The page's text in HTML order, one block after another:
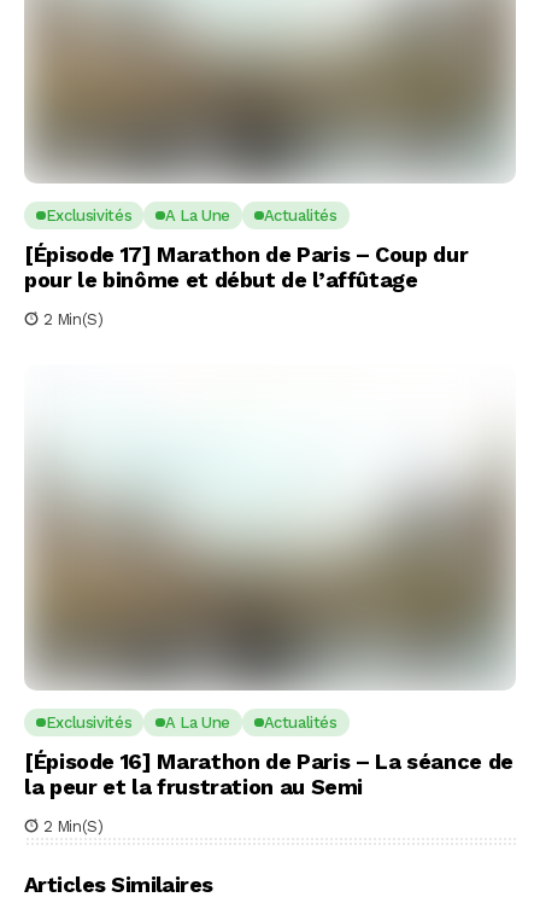
Exclusivités A La Une Actualités
[Épisode 17] Marathon de Paris – Coup dur
pour le binôme et début de l’affûtage
2 Min(s)
Exclusivités A La Une Actualités
[Épisode 16] Marathon de Paris – La séance de
la peur et la frustration au Semi
2 Min(s)
Articles Similaires